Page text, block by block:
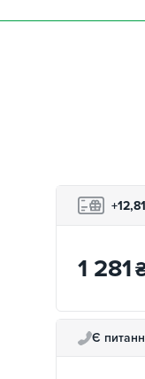
+12,81
1 281
Є